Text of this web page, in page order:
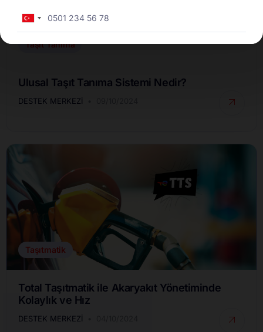
Taşıt Tanıma
Ulusal Taşıt Tanıma Sistemi Nedir?
DESTEK MERKEZI
Taşıtmatik
Total Taşıtmatik ile Akaryakıt Yönetiminde
Kolaylık ve Hız
DESTEK MERKEZI
Turkey
+90